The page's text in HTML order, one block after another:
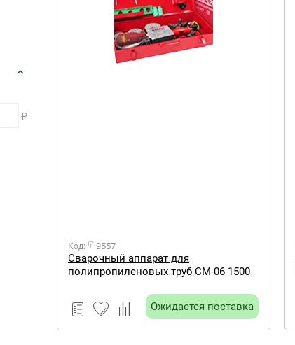
₽
Код: 9557
Сварочный аппарат для
полипропиленовых труб СМ-06 1500
Ожидается поставка